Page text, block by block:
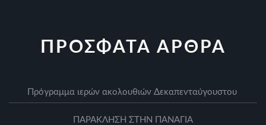
ΠΡΟΣΦΑΤΑ ΑΡΘΡΑ
Πρόγραμμα ιερών ακολουθιών Δεκαπενταύγουστου
ΠΑΡΑΚΛΗΣΗ ΣΤΗΝ ΠΑΝΑΓΙΑ